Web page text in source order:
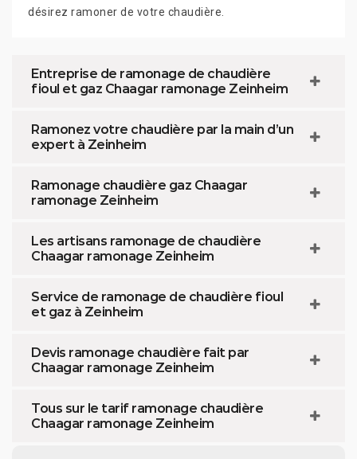
désirez ramoner de votre chaudière.
Entreprise de ramonage de chaudière
fioul et gaz Chaagar ramonage Zeinheim
Ramonez votre chaudière par la main d’un
expert à Zeinheim
Ramonage chaudière gaz Chaagar
ramonage Zeinheim
Les artisans ramonage de chaudière
Chaagar ramonage Zeinheim
Service de ramonage de chaudière fioul
et gaz à Zeinheim
Devis ramonage chaudière fait par
Chaagar ramonage Zeinheim
Tous sur le tarif ramonage chaudière
Chaagar ramonage Zeinheim